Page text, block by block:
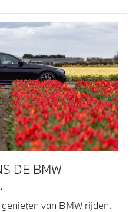
DE BMW
van BMW rijden.